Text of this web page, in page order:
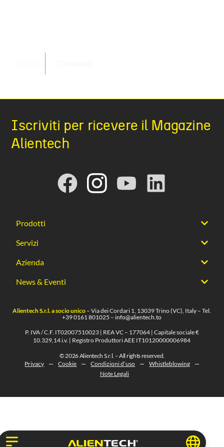
Iscriviti per ricevere il Magazine
Alientech
Prodotti
Servizi
Azienda
News & Eventi
Alientech S.r.l. a socio unico – Via dei Cordari 1, 13039 Trino (VC), Italy – Tel.
+39 0161 801025 – info@alientech.to
P. IVA / C.F. IT02007510023 | REA VC – 177064 | Capitale sociale €
10.329,14 i.v. | Registro Produttori AEE IT10120000006984
© 2026 Alientech S.r.l. – All rights reserved.
Privacy
Cookie Condizioni d’uso
Whistleblowing
Note Legali